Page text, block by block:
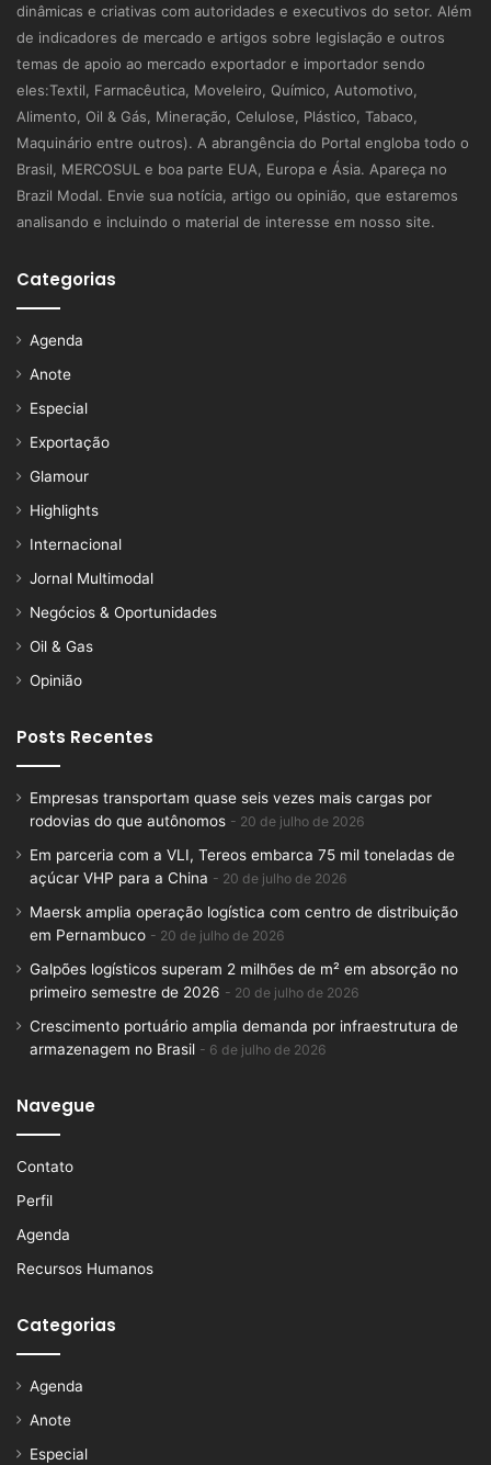
dinâmicas e criativas com autoridades e executivos do setor. Além
de indicadores de mercado e artigos sobre legislação e outros
temas de apoio ao mercado exportador e importador sendo
eles:Textil, Farmacêutica, Moveleiro, Químico, Automotivo,
Alimento, Oil & Gás, Mineração, Celulose, Plástico, Tabaco,
Maquinário entre outros). A abrangência do Portal engloba todo o
Brasil, MERCOSUL e boa parte EUA, Europa e Ásia. Apareça no
Brazil Modal. Envie sua notícia, artigo ou opinião, que estaremos
analisando e incluindo o material de interesse em nosso site.
Categorias
Agenda
Anote
Especial
Exportação
Glamour
Highlights
Internacional
Jornal Multimodal
Negócios & Oportunidades
Oil & Gas
Opinião
Posts Recentes
Empresas transportam quase seis vezes mais cargas por
rodovias do que autônomos
20 de julho de 2026
Em parceria com a VLI, Tereos embarca 75 mil toneladas de
açúcar VHP para a China
20 de julho de 2026
Maersk amplia operação logística com centro de distribuição
em Pernambuco
20 de julho de 2026
Galpões logísticos superam 2 milhões de m² em absorção no
primeiro semestre de 2026
20 de julho de 2026
Crescimento portuário amplia demanda por infraestrutura de
armazenagem no Brasil
6 de julho de 2026
Navegue
Contato
Perfil
Agenda
Recursos Humanos
Categorias
Agenda
Anote
Especial